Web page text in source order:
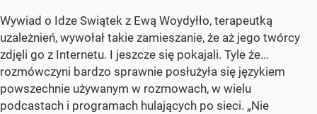
Wywiad o Idze Swiątek z Ewą Woydyłło, terapeutką
uzależnień, wywołał takie zamieszanie, że aż jego twórcy
zdjęli go z Internetu. I jeszcze się pokajali. Tyle że...
rozmówczyni bardzo sprawnie posłużyła się językiem
powszechnie używanym w rozmowach, w wielu
podcastach i programach hulających po sieci. „Nie